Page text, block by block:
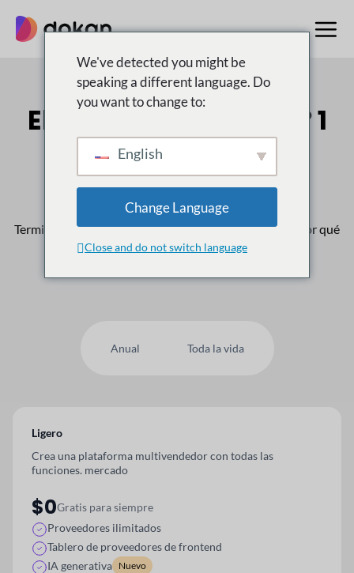
contenido
El multiproveedor n.º 1
Mercado para
WordPress
Terminado 50,000Los clientes confían en nosotros, ¿por qué
usted no?
Anual Toda la vida
Ligero
Crea una plataforma multivendedor con todas las
funciones. mercado
$0Gratis para siempre
Proveedores ilimitados
Tablero de proveedores de frontend
IA generativa Nuevo
We've detected you might be
speaking a different language. Do
you want to change to:
English
Change Language
Close and do not switch language